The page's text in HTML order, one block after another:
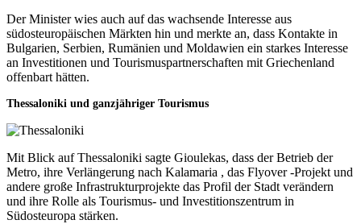
Der Minister wies auch auf das wachsende Interesse aus
südosteuropäischen Märkten hin und merkte an, dass Kontakte in
Bulgarien, Serbien, Rumänien und Moldawien ein starkes Interesse
an Investitionen und Tourismuspartnerschaften mit Griechenland
offenbart hätten.
Thessaloniki und ganzjähriger Tourismus
Mit Blick auf Thessaloniki sagte Gioulekas, dass der Betrieb der
Metro, ihre Verlängerung nach Kalamaria , das Flyover -Projekt und
andere große Infrastrukturprojekte das Profil der Stadt verändern
und ihre Rolle als Tourismus- und Investitionszentrum in
Südosteuropa stärken.